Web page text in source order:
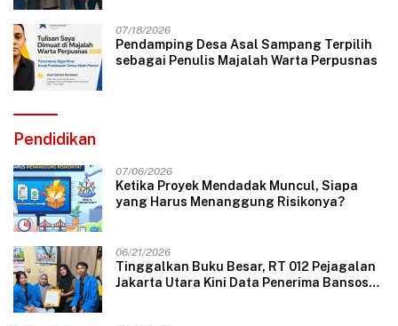
07/18/2026
Pendamping Desa Asal Sampang Terpilih
sebagai Penulis Majalah Warta Perpusnas
Pendidikan
07/06/2026
Ketika Proyek Mendadak Muncul, Siapa
yang Harus Menanggung Risikonya?
06/21/2026
Tinggalkan Buku Besar, RT 012 Pejagalan
Jakarta Utara Kini Data Penerima Bansos